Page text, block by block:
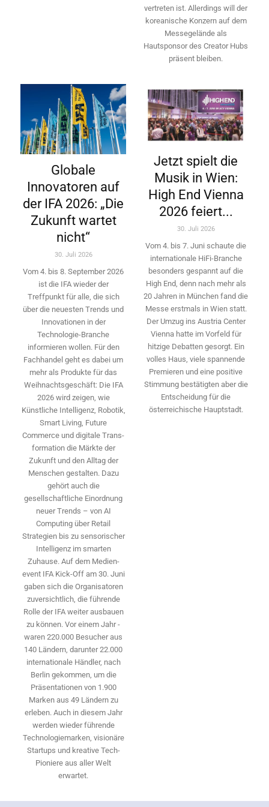
vertreten ist. Allerdings will ­der
koreanische Konzern auf dem
Messegelände als
Hautsponsor des Creator Hubs
präsent bleiben.
Globale
Innovatoren auf
der IFA 2026: „Die
Zukunft wartet
nicht“
30. Juli 2026
Vom 4. bis 8. September 2026
ist die IFA wieder der
Treffpunkt für alle, die sich
über die neuesten Trends und
Innovationen in der
Technologie-­Branche
informieren wollen. Für den
Fachhandel geht es dabei um
mehr als Produkte für das
Weihnachtsgeschäft: Die IFA
2026 wird ­zeigen, wie
Künstliche Intelligenz, Robotik,
Smart Living, Future
Commerce und digitale Trans­
formation die Märkte der
Zukunft und den Alltag der
Menschen gestalten. Dazu
gehört auch die
gesellschaftliche Einordnung
neuer Trends – von AI
Computing über Retail
Strategien bis zu sensorischer
Intelligenz im smarten
Zuhause. Auf dem Medien­
event IFA Kick-Off am 30. Juni
gaben sich die Organisatoren
zuversichtlich, die führende
Rolle der IFA weiter ausbauen
zu können. Vor einem Jahr ­
waren 220.000 Besucher aus
140 ­Ländern, ­darunter 22.000
internationale Händler, nach
Berlin gekommen, um die
Präsen­tationen von 1.900
Marken aus 49 Ländern zu
erleben. Auch in diesem Jahr
werden wieder führende
Technologiemarken, visionäre
Startups und ­kreative Tech-
Pioniere aus aller Welt
erwartet.
Jetzt spielt die
Musik in Wien:
High End Vienna
2026 feiert...
30. Juli 2026
Vom 4. bis 7. Juni schaute die
internationale HiFi-Branche
besonders gespannt auf die
High End, denn nach mehr als
20 Jahren in München fand die
Messe erstmals in Wien statt.
Der Umzug ins Austria Center
Vienna hatte im Vorfeld für
hitzige Debatten gesorgt. Ein
volles Haus, viele spannende
Premieren und eine positive
Stimmung bestätigten aber die
Entscheidung für die
österreichische Hauptstadt.